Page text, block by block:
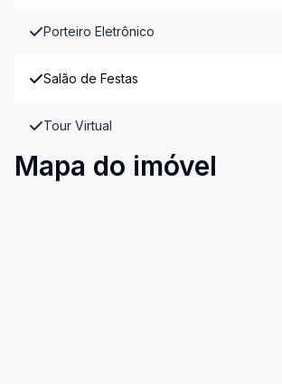
Porteiro Eletrônico
Salão de Festas
Tour Virtual
Mapa do imóvel